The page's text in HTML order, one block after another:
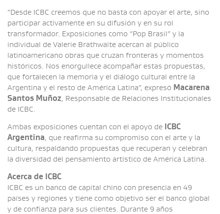
“Desde ICBC creemos que no basta con apoyar el arte, sino
participar activamente en su difusión y en su rol
transformador. Exposiciones como “Pop Brasil” y la
individual de Valerie Brathwaite acercan al público
latinoamericano obras que cruzan fronteras y momentos
históricos. Nos enorgullece acompañar estas propuestas,
que fortalecen la memoria y el diálogo cultural entre la
Argentina y el resto de América Latina”, expresó Macarena
Santos Muñoz, Responsable de Relaciones Institucionales
de ICBC.
Ambas exposiciones cuentan con el apoyo de ICBC
Argentina, que reafirma su compromiso con el arte y la
cultura, respaldando propuestas que recuperan y celebran
la diversidad del pensamiento artístico de América Latina.
Acerca de ICBC
ICBC es un banco de capital chino con presencia en 49
países y regiones y tiene como objetivo ser el banco global
y de confianza para sus clientes. Durante 9 años